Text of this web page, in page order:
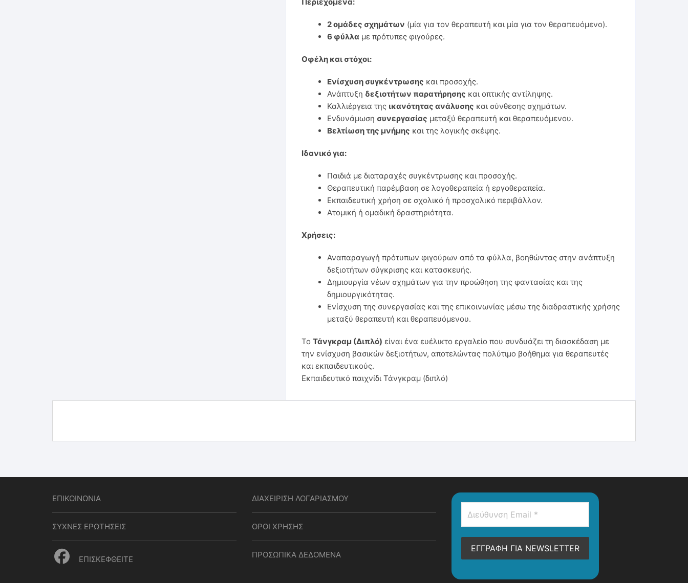
2 ομάδες σχημάτων (μία για τον θεραπευτή και μία για τον θεραπευόμενο).
6 φύλλα με πρότυπες φιγούρες.
Οφέλη και στόχοι:
Ενίσχυση συγκέντρωσης και προσοχής.
Ανάπτυξη δεξιοτήτων παρατήρησης και οπτικής αντίληψης.
Καλλιέργεια της ικανότητας ανάλυσης και σύνθεσης σχημάτων.
Ενδυνάμωση συνεργασίας μεταξύ θεραπευτή και θεραπευόμενου.
Βελτίωση της μνήμης και της λογικής σκέψης.
Ιδανικό για:
Παιδιά με διαταραχές συγκέντρωσης και προσοχής.
Θεραπευτική παρέμβαση σε λογοθεραπεία ή εργοθεραπεία.
Εκπαιδευτική χρήση σε σχολικό ή προσχολικό περιβάλλον.
Ατομική ή ομαδική δραστηριότητα.
Χρήσεις:
Αναπαραγωγή πρότυπων φιγούρων από τα φύλλα, βοηθώντας στην ανάπτυξη
δεξιοτήτων σύγκρισης και κατασκευής.
Δημιουργία νέων σχημάτων για την προώθηση της φαντασίας και της
δημιουργικότητας.
Ενίσχυση της συνεργασίας και της επικοινωνίας μέσω της διαδραστικής χρήσης
μεταξύ θεραπευτή και θεραπευόμενου.
Το Τάνγκραμ (Διπλό) είναι ένα ευέλικτο εργαλείο που συνδυάζει τη διασκέδαση με
την ενίσχυση βασικών δεξιοτήτων, αποτελώντας πολύτιμο βοήθημα για θεραπευτές
και εκπαιδευτικούς.
Εκπαιδευτικό παιχνίδι Τάνγκραμ (διπλό)
ΕΠΙΚΟΙΝΩΝΙΑ
ΣΥΧΝΕΣ ΕΡΩΤΗΣΕΙΣ
ΕΠΙΣΚΕΦΘΕΙΤΕ
ΔΙΑΧΕΙΡΙΣΗ ΛΟΓΑΡΙΑΣΜΟΥ
ΟΡΟΙ ΧΡΗΣΗΣ
ΠΡΟΣΩΠΙΚΑ ΔΕΔΟΜΕΝΑ